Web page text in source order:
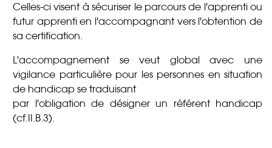
Celles-ci visent à sécuriser le parcours de l'apprenti ou
futur apprenti en l'accompagnant vers l'obtention de
sa certification.
L'accompagnement se veut global avec une
vigilance particulière pour les personnes en situation
de handicap se traduisant
par l'obligation de désigner un référent handicap
(cf.II.B.3).